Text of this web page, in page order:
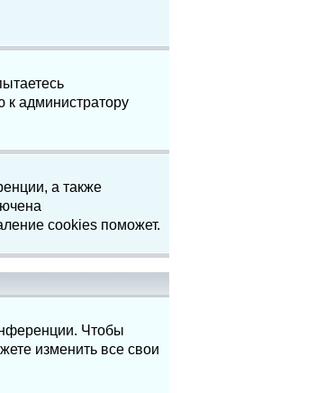
к администратору
а также
cookies поможет.
Чтобы
изменить все свои